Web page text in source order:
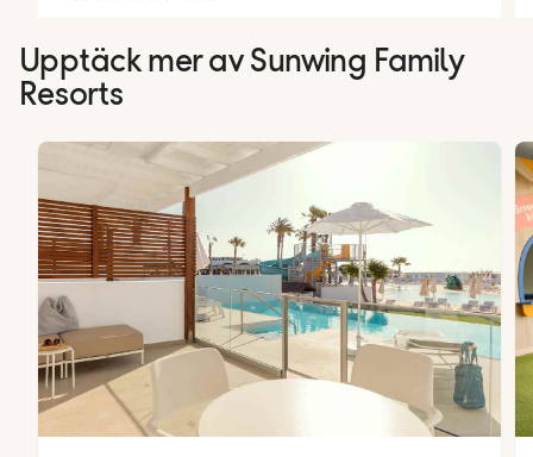
Upptäck mer av Sunwing Family
Resorts